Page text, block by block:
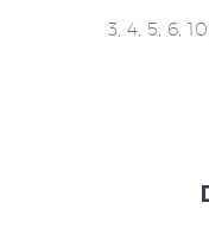
3, 4, 5, 6,